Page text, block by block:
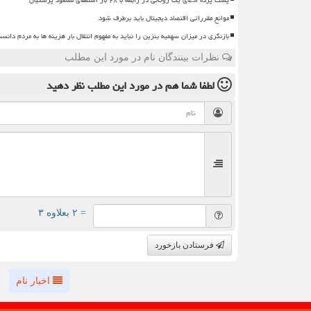
موانع مقرراتی اقتصاد دیجیتال باید برطرف شود
بازنگری در میزان سهمیه بنزین را نباید به مفهوم انتقال بار هزینه ها به مردم
نظرات بینندگان نام در مورد این مطلب
لطفا شما همدر مورد این مطلبنظر دهید
= ۲ بعلاوه ۳
فرستادن بازخورد
اخبار نام